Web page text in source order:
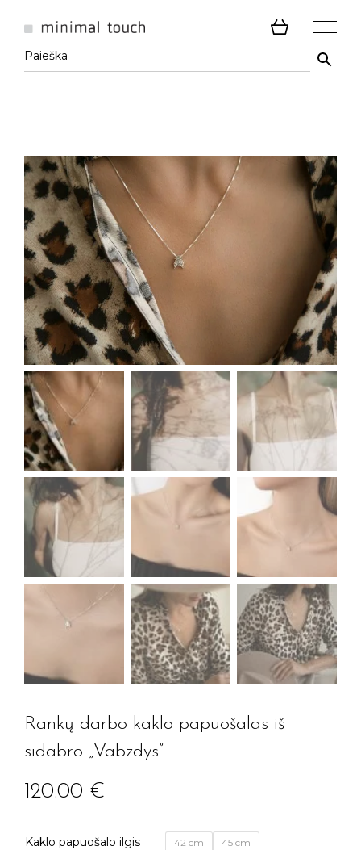
Rankų darbo kaklo papuošalas iš
sidabro „Vabzdys”
120.00 €
Kaklo papuošalo ilgis 42 cm 45 cm